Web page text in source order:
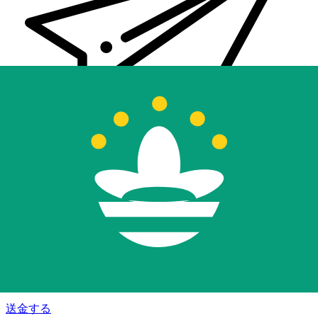
オンラインの送金が迅速、安全、簡単に行えます。ライブの
送金する